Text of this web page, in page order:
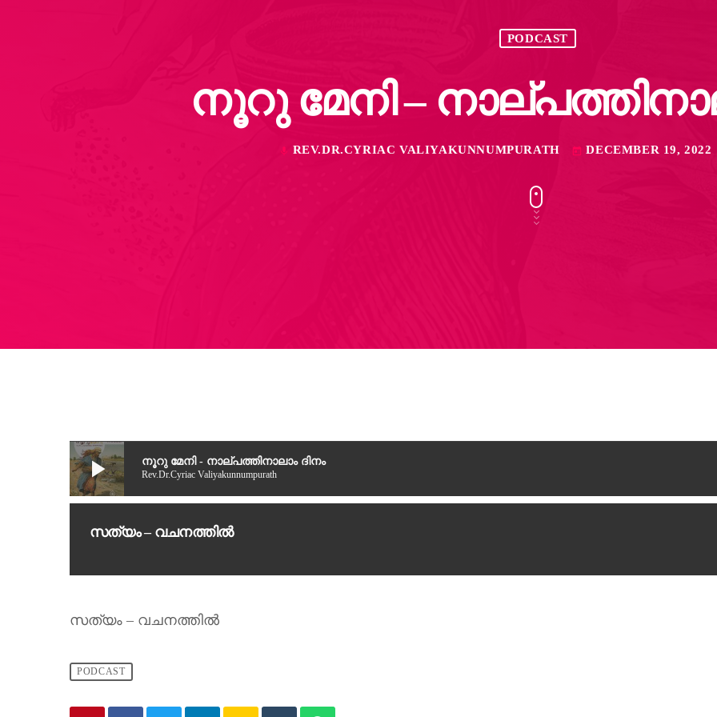
PODCAST
നൂറു മേനി –
mic REV.DR.CYRIAC VALIYAKUNNUMPURATH today DECEMBER 19, 2022
play_arrow നൂറു മേനി - നാല്പത്തിനാലാം ദിനം
Rev.Dr.Cyriac Valiyakunnumpurath
സത്യം – വചനത്തിൽ
സത്യം – വചനത്തിൽ
PODCAST